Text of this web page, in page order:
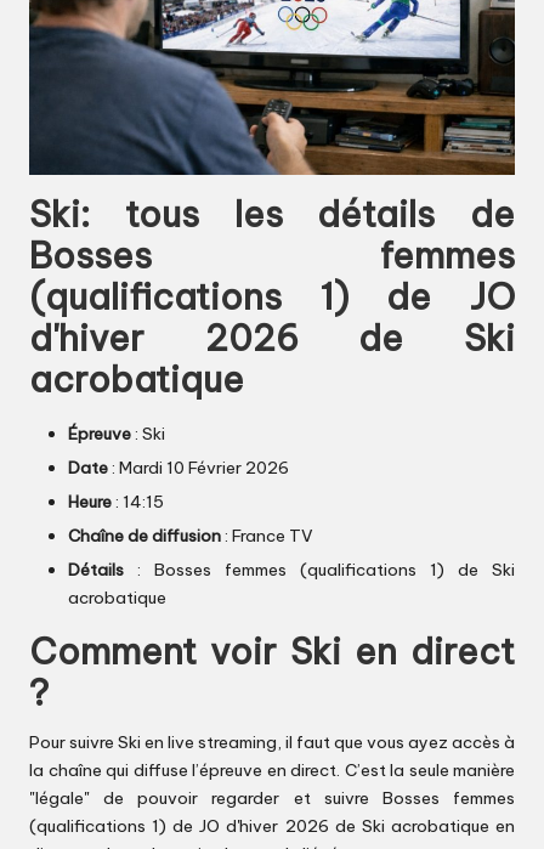
Ski: tous les détails de
Bosses femmes
(qualifications 1) de JO
d'hiver 2026 de Ski
acrobatique
Épreuve: Ski
Date: Mardi 10 Février 2026
Heure: 14:15
Chaîne de diffusion: France TV
Détails : Bosses femmes (qualifications 1) de Ski
acrobatique
Comment voir Ski en direct
?
Pour suivre Ski en live streaming, il faut que vous ayez accès à
la chaîne qui diffuse l’épreuve en direct. C’est la seule manière
"légale" de pouvoir regarder et suivre Bosses femmes
(qualifications 1) de JO d'hiver 2026 de Ski acrobatique en